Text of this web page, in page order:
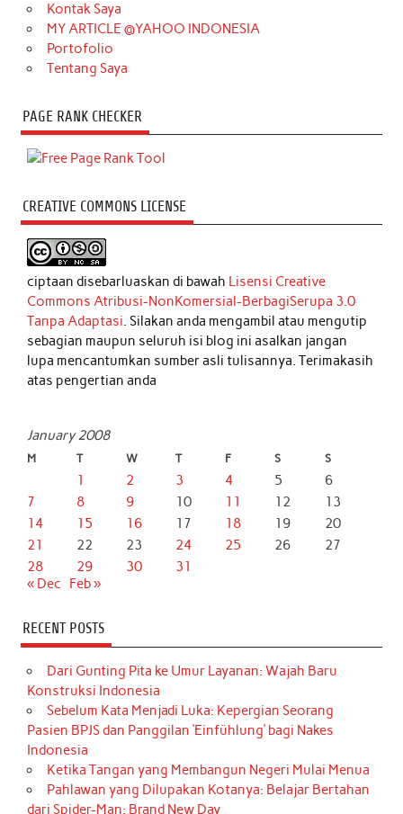
Kontak Saya
MY ARTICLE @YAHOO INDONESIA
Portofolio
Tentang Saya
PAGE RANK CHECKER
CREATIVE COMMONS LICENSE
ciptaan disebarluaskan di bawah Lisensi Creative
Commons Atribusi-NonKomersial-BerbagiSerupa 3.0
Tanpa Adaptasi. Silakan anda mengambil atau mengutip
sebagian maupun seluruh isi blog ini asalkan jangan
lupa mencantumkan sumber asli tulisannya. Terimakasih
atas pengertian anda
January 2008
M T W T F S S
1 2 3 4 5
6
7
8 9 10 11 12
13
14
15 16 17 18 19
20
21
22 23 24 25 26
27
28
29 30
31
« Dec
Feb »
RECENT POSTS
Dari Gunting Pita ke Umur Layanan: Wajah Baru
Konstruksi Indonesia
Sebelum Kata Menjadi Luka: Kepergian Seorang
Pasien BPJS dan Panggilan ‘Einfühlung’ bagi Nakes
Indonesia
Ketika Tangan yang Membangun Negeri Mulai Menua
Pahlawan yang Dilupakan Kotanya: Belajar Bertahan
dari Spider-Man: Brand New Day